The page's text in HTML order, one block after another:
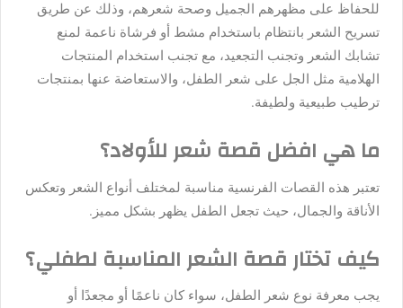
للحفاظ على مظهرهم الجميل وصحة شعرهم، وذلك عن طريق
تسريح الشعر بانتظام باستخدام مشط أو فرشاة ناعمة لمنع
تشابك الشعر وتجنب التجعيد، مع تجنب استخدام المنتجات
الهلامية مثل الجل على شعر الطفل، والاستعاضة عنها بمنتجات
ترطيب طبيعية ولطيفة.
ما هي افضل قصة شعر للأولاد؟
تعتبر هذه القصات الفرنسية مناسبة لمختلف أنواع الشعر وتعكس
الأناقة والجمال، حيث تجعل الطفل يظهر بشكل مميز.
كيف تختار قصة الشعر المناسبة لطفلي؟
يجب معرفة نوع شعر الطفل، سواء كان ناعمًا أو مجعدًا أو